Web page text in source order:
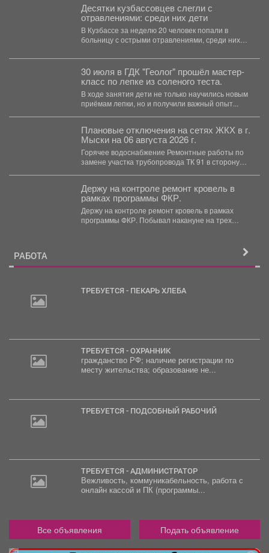
Десятки кузбассовцев слегли с
отравлениями: среди них дети
В Кузбассе за неделю 20 человек попали в
больницу с острыми отравлениями, среди них
30 июля в ГДК "Геолог" прошёл мастер-
класс по лепке из соленого теста.
В ходе занятия дети не только научились новым
приёмам лепки, но и получили важный опыт...
Плановые отключения на сетях ЖКХ в г.
Мыски на 06 августа 2026 г.
Горячее водоснабжение Ремонтные работы по
замене участка трубопровода ТК 91 в сторону
Держу на контроле ремонт кровель в
рамках программы ФКР.
Держу на контроле ремонт кровель в рамках
программы ФКР. Побывал накануне на трех
РАБОТА
ТРЕБУЕТСЯ - ПЕКАРЬ ХЛЕБА
ТРЕБУЕТСЯ - ОХРАННИК
гражданство РФ; наличие регистрации по
месту жительства; образование не...
ТРЕБУЕТСЯ - ПОДСОБНЫЙ РАБОЧИЙ
ТРЕБУЕТСЯ - АДМИНИСТРАТОР
Вежливость, коммуникабельность, работа с
онлайн кассой и ПК (программы...
Все объявления Подать объявление